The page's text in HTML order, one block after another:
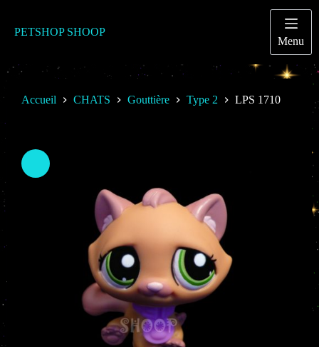
contenu
PETSHOP SHOOP
Menu
Accueil CHATS Gouttière Type 2 LPS 1710